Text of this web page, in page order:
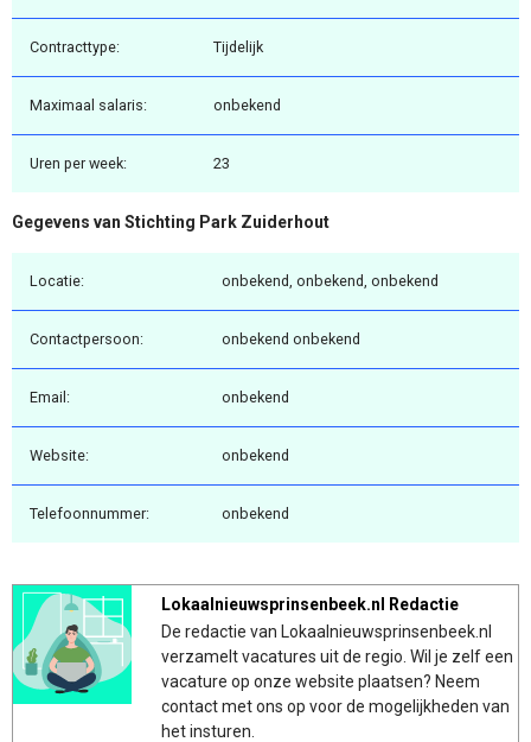
Contracttype: Tijdelijk
Maximaal salaris: onbekend
Uren per week: 23
Gegevens van Stichting Park Zuiderhout
Locatie: onbekend, onbekend, onbekend
Contactpersoon: onbekend onbekend
Email: onbekend
Website: onbekend
Telefoonnummer: onbekend
Lokaalnieuwsprinsenbeek.nl Redactie
De redactie van Lokaalnieuwsprinsenbeek.nl
verzamelt vacatures uit de regio. Wil je zelf een
vacature op onze website plaatsen? Neem
contact met ons op voor de mogelijkheden van
het insturen.